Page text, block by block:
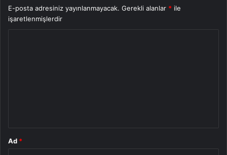
E-posta adresiniz yayınlanmayacak. Gerekli alanlar * ile
işaretlenmişlerdir
Ad *